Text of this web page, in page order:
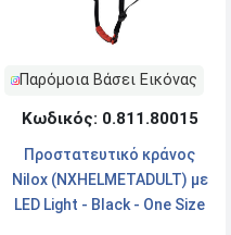
Παρόμοια Βάσει Εικόνας
Κωδικός: 0.811.80015
Προστατευτικό κράνος
Nilox (NXHELMETADULT) με
LED Light - Black - One Size